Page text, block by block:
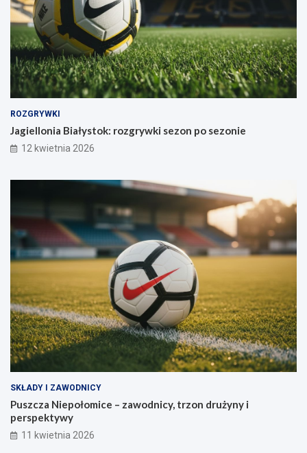
ROZGRYWKI
Jagiellonia Białystok: rozgrywki sezon po sezonie
12 kwietnia 2026
SKŁADY I ZAWODNICY
Puszcza Niepołomice – zawodnicy, trzon drużyny i
perspektywy
11 kwietnia 2026